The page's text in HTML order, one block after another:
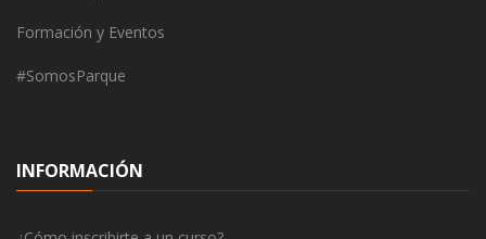
Formación y Eventos
#SomosParque
INFORMACIÓN